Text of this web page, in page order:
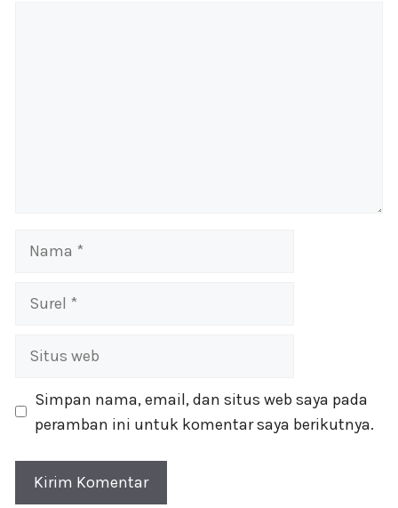
Nama
Surel
Situs
Simpan nama, email, dan situs web saya pada
peramban ini untuk komentar saya berikutnya.